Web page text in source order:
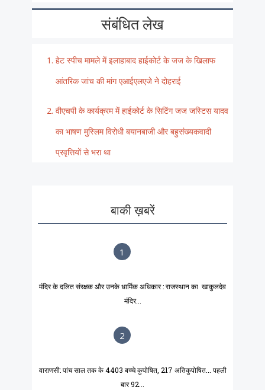
संबंधित लेख
हेट स्पीच मामले में इलाहाबाद हाईकोर्ट के जज के खिलाफ
आंतरिक जांच की मांग एआईएलएजे ने दोहराई
वीएचपी के कार्यक्रम में हाईकोर्ट के सिटिंग जज जस्टिस यादव
का भाषण मुस्लिम विरोधी बयानबाजी और बहुसंख्यकवादी
प्रवृत्तियों से भरा था
बाकी ख़बरें
1
मंदिर के दलित संरक्षक और उनके धार्मिक अधिकार : राजस्थान का खाकुलदेव
मंदिर...
2
वाराणसी: पांच साल तक के 4403 बच्चे कुपोषित, 217 अतिकुपोषित... पहली
बार 92...